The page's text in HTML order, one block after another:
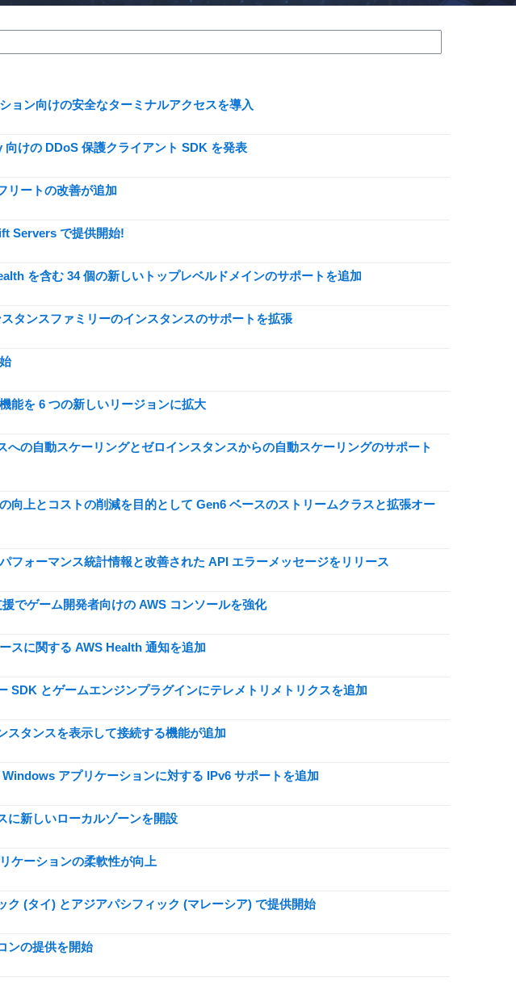
ン向けの安全なターミナルアクセスを導入
けの DDoS 保護クライアント SDK を発表
リートの改善が追加
Servers で提供開始!
を含む 34 個の新しいトップレベルドメインのサポートを追加
タンスファミリーのインスタンスのサポートを拡張
能を 6 つの新しいリージョンに拡大
の自動スケーリングとゼロインスタンスからの自動スケーリングのサポート
上とコストの削減を目的として Gen6 ベースのストリームクラスと拡張オー
ォーマンス統計情報と改善された API エラーメッセージをリリース
でゲーム開発者向けの AWS コンソールを強化
スに関する AWS Health 通知を追加
とゲームエンジンプラグインにテレメトリメトリクスを追加
タンスを表示して接続する機能が追加
アプリケーションに対する IPv6 サポートを追加
新しいローカルゾーンを開設
ケーションの柔軟性が向上
(タイ) とアジアパシフィック (マレーシア) で提供開始
ンの提供を開始